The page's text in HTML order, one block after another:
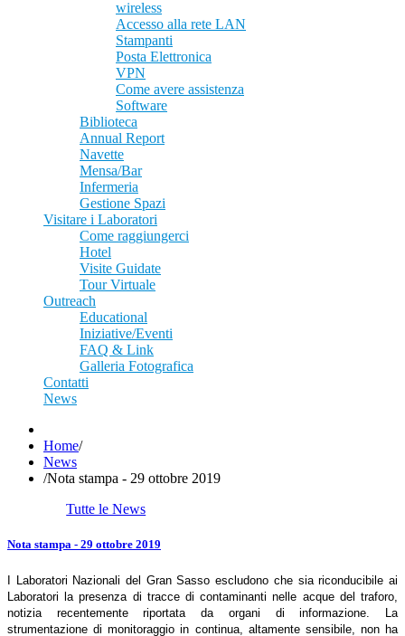
wireless
Accesso alla rete LAN
Stampanti
Posta Elettronica
VPN
Come avere assistenza
Software
Biblioteca
Annual Report
Navette
Mensa/Bar
Infermeria
Gestione Spazi
Visitare i Laboratori
Come raggiungerci
Hotel
Visite Guidate
Tour Virtuale
Outreach
Educational
Iniziative/Eventi
FAQ & Link
Galleria Fotografica
Contatti
News
Home/
News
/Nota stampa - 29 ottobre 2019
Tutte le News
Nota stampa - 29 ottobre 2019
I Laboratori Nazionali del Gran Sasso escludono che sia riconducibile ai
Laboratori la presenza di tracce di contaminanti nelle acque del traforo,
notizia recentemente riportata da organi di informazione. La
strumentazione di monitoraggio in continua, altamente sensibile, non ha